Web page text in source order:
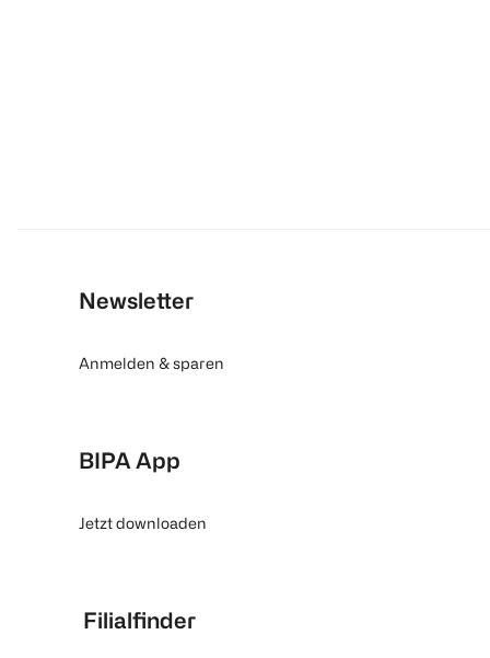
Newsletter
Anmelden & sparen
BIPA App
Jetzt downloaden
Filialfinder